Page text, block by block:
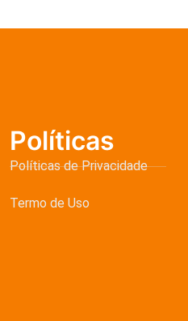
Políticas
Políticas de Privacidade
Termo de Uso